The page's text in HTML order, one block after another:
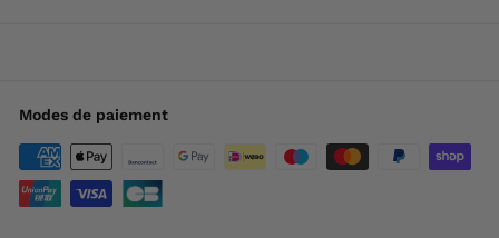
Modes de paiement